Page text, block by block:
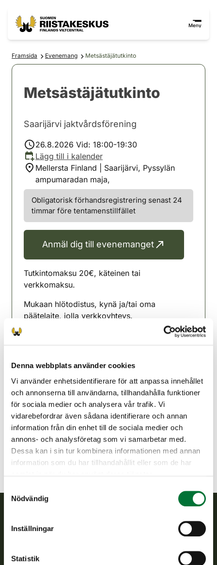
Denna webbplats använder cookies
Vi använder enhetsidentifierare för att anpassa innehållet
och annonserna till användarna, tillhandahålla funktioner
för sociala medier och analysera vår trafik. Vi
vidarebefordrar även sådana identifierare och annan
information från din enhet till de sociala medier och
annons- och analysföretag som vi samarbetar med.
Dessa kan i sin tur kombinera informationen med annan
information som du har tillhandahållit eller som de har
Nödvändig
Inställningar
Statistik
Meny
Framsida Evenemang Metsästäjätutkinto
Metsästäjätutkinto
Saarijärvi jaktvårdsförening
26.8.2026 Vid: 18:00-19:30
Lägg till i kalender
Mellersta Finland | Saarijärvi, Pyssylän
ampumaradan maja,
Obligatorisk förhandsregistrering senast 24
timmar före tentamenstillfället
Anmäl dig till evenemanget
Tutkintomaksu 20€, käteinen tai
verkkomaksu.
Mukaan hlötodistus, kynä ja/tai oma
päätelaite, jolla verkkoyhteys.
Ennakkoilmoittautuminen Oma Riistan kautta,
viim. 24h etukäteen.
Luo itsellesi Oma Riista-tunnukset.
Saarijärvi jaktvårdsförening
Mellersta Finland
040-7315447
Kari Kunelius 040 7315447.
Finlands viltcentral
Finlands viltcentral främjar en hållbar vilthushållning, stöder
jaktvårdsföreningarnas verksamhet, ser till att viltpolitiken